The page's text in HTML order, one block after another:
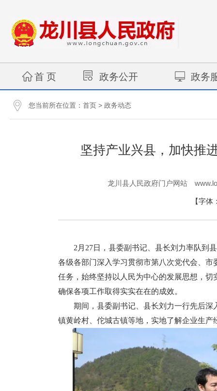
首 页 政务公开 政务
您当前所在位置： 首页 > 政务动态
坚持产业兴县，加快推
龙川县人民政府门户网站
【字体
2月27日，县委副书记、县长刘力率队到县
各级各部门深入学习贯彻市第八次党代会、
任务，始终坚持以人民为中心的发展思想，
确保各项工作取得实实在在的成效。
期间，县委副书记、县长刘力一行先后深
镇黄岭村、佗城古镇等地，实地了解企业生